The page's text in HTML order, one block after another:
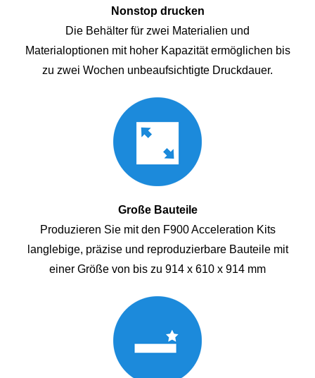
Nonstop drucken
Die Behälter für zwei Materialien und
Materialoptionen mit hoher Kapazität ermöglichen bis
zu zwei Wochen unbeaufsichtigte Druckdauer.
Große Bauteile
Produzieren Sie mit den F900 Acceleration Kits
langlebige, präzise und reproduzierbare Bauteile mit
einer Größe von bis zu 914 x 610 x 914 mm